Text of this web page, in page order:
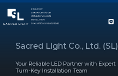
HOME
ABOUT US
Sacred Light Co., Ltd. (SL)
Your Reliable LED Partner with Expert
Turn-Key Installation Team